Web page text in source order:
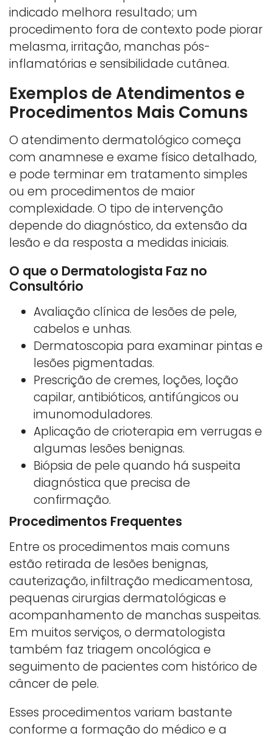
indicado melhora resultado; um
procedimento fora de contexto pode piorar
melasma, irritação, manchas pós-
inflamatórias e sensibilidade cutânea.
Exemplos de Atendimentos e
Procedimentos Mais Comuns
O atendimento dermatológico começa
com anamnese e exame físico detalhado,
e pode terminar em tratamento simples
ou em procedimentos de maior
complexidade. O tipo de intervenção
depende do diagnóstico, da extensão da
lesão e da resposta a medidas iniciais.
O que o Dermatologista Faz no
Consultório
Avaliação clínica de lesões de pele,
cabelos e unhas.
Dermatoscopia para examinar pintas e
lesões pigmentadas.
Prescrição de cremes, loções, loção
capilar, antibióticos, antifúngicos ou
imunomoduladores.
Aplicação de crioterapia em verrugas e
algumas lesões benignas.
Biópsia de pele quando há suspeita
diagnóstica que precisa de
confirmação.
Procedimentos Frequentes
Entre os procedimentos mais comuns
estão retirada de lesões benignas,
cauterização, infiltração medicamentosa,
pequenas cirurgias dermatológicas e
acompanhamento de manchas suspeitas.
Em muitos serviços, o dermatologista
também faz triagem oncológica e
seguimento de pacientes com histórico de
câncer de pele.
Esses procedimentos variam bastante
conforme a formação do médico e a